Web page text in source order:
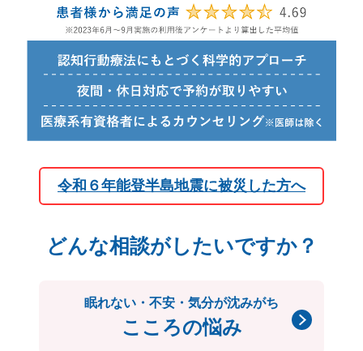
令和６年能登半島地震に被災した方へ
どんな相談がしたいですか？
眠れない・不安・気分が沈みがち
こころの悩み